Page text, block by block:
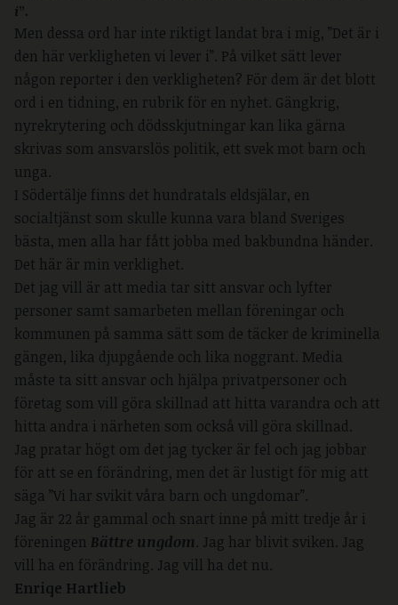
i”.
Men dessa ord har inte riktigt landat bra i mig, ”Det är i
den här verkligheten vi lever i”. På vilket sätt lever
någon reporter i den verkligheten? För dem är det blott
ord i en tidning, en rubrik för en nyhet. Gängkrig,
nyrekrytering och dödsskjutningar kan lika gärna
skrivas som ansvarslös politik, ett svek mot barn och
unga.
I Södertälje finns det hundratals eldsjälar, en
socialtjänst som skulle kunna vara bland Sveriges
bästa, men alla har fått jobba med bakbundna händer.
Det här är min verklighet.
Det jag vill är att media tar sitt ansvar och lyfter
personer samt samarbeten mellan föreningar och
kommunen på samma sätt som de täcker de kriminella
gängen, lika djupgående och lika noggrant. Media
måste ta sitt ansvar och hjälpa privatpersoner och
företag som vill göra skillnad att hitta varandra och att
hitta andra i närheten som också vill göra skillnad.
Jag pratar högt om det jag tycker är fel och jag jobbar
för att se en förändring, men det är lustigt för mig att
säga ”Vi har svikit våra barn och ungdomar”.
Jag är 22 år gammal och snart inne på mitt tredje år i
föreningen Bättre ungdom. Jag har blivit sviken. Jag
vill ha en förändring. Jag vill ha det nu.
Enriqe Hartlieb